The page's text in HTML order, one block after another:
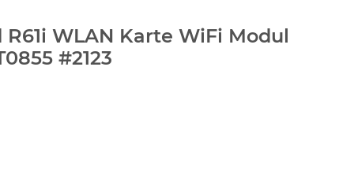
WLAN Karte WiFi Modul
#2123